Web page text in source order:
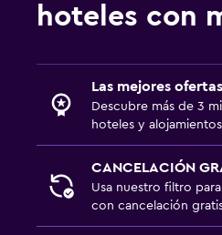
Ducha
Aire libre
Chimenea exterior
Terraza/patio
Sillas de playa
hoteles con
Las mejores
Descubre más de 3
hoteles y
CANCELACIÓN
Usa nuestro filtro
con cancelación